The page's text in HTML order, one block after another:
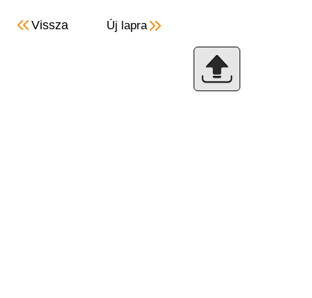
Vissza Új lapra